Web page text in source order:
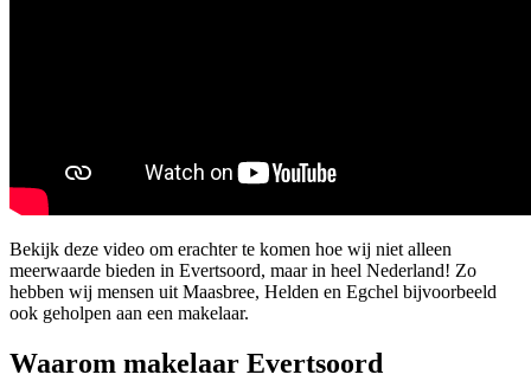
Bekijk deze video om erachter te komen hoe wij niet alleen
meerwaarde bieden in Evertsoord, maar in heel Nederland! Zo
hebben wij mensen uit Maasbree, Helden en Egchel bijvoorbeeld
ook geholpen aan een makelaar.
Waarom makelaar Evertsoord